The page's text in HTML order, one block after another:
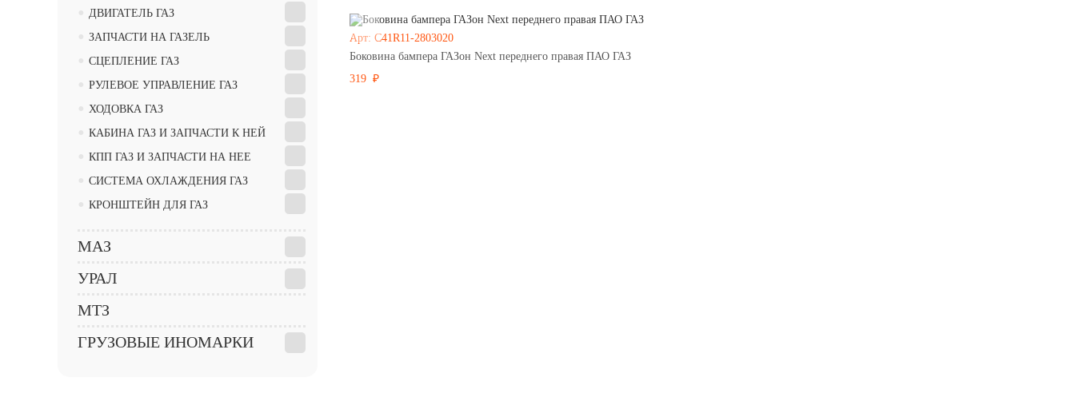
ДВИГАТЕЛЬ ГАЗ
ЗАПЧАСТИ НА ГАЗЕЛЬ
СЦЕПЛЕНИЕ ГАЗ
РУЛЕВОЕ УПРАВЛЕНИЕ ГАЗ
ХОДОВКА ГАЗ
КАБИНА ГАЗ И ЗАПЧАСТИ К НЕЙ
КПП ГАЗ И ЗАПЧАСТИ НА НЕЕ
СИСТЕМА ОХЛАЖДЕНИЯ ГАЗ
КРОНШТЕЙН ДЛЯ ГАЗ
МАЗ
УРАЛ
МТЗ
ГРУЗОВЫЕ ИНОМАРКИ
Арт: С41R11-2803020
Боковина бампера ГАЗон Next переднего правая ПАО ГАЗ
319 ₽